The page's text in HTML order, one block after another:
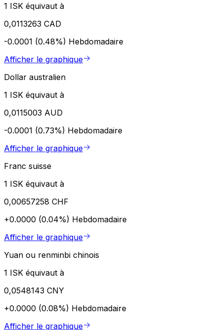
1 ISK équivaut à
0,0113263 CAD
-0.0001 (0.48%) Hebdomadaire
Afficher le graphique
Dollar australien
1 ISK équivaut à
0,0115003 AUD
-0.0001 (0.73%) Hebdomadaire
Afficher le graphique
Franc suisse
1 ISK équivaut à
0,00657258 CHF
+0.0000 (0.04%) Hebdomadaire
Afficher le graphique
Yuan ou renminbi chinois
1 ISK équivaut à
0,0548143 CNY
+0.0000 (0.08%) Hebdomadaire
Afficher le graphique